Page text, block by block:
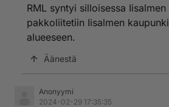
RML syntyi silloisessa
pakkoliitetiin Iisalmen
alueeseen.
Äänestä
Anonyymi
2024-02-29 17:35:35